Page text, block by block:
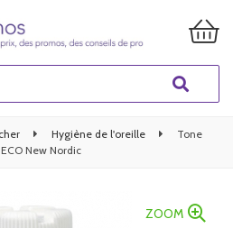
Hygiène de l'oreille
Tone
New Nordic
ZOOM